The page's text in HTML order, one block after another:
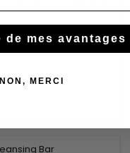
Feuchtigkeit.
vor schädlichen
sie ihren natürlichen
vorbeugt. Die sanfte
de mes avantages
NON, MERCI